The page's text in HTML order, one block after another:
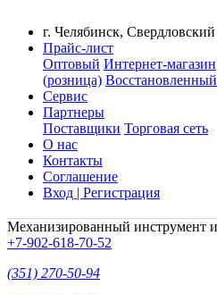
г. Челябинск,
Прайс-лист
Оптовый Интернет-магазин
(розница)
Сервис
Партнеры
Поставщики Торговая сеть
О нас
Контакты
Соглашение
Вход | Регистрация
Механизированный инструмент
+7-902-618-70-52
(351) 270-50-94